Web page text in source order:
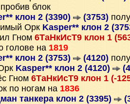
пробив блок
клон 2 (3390) (3753)
Орк Kasper** клон 2
Гном 6ТаНкИсТ9 клон 1
голове на 1819
клон 2 (3753) (4120)
Kasper** клон 2 (4120)
Гном 6ТаНкИсТ9 клон 1 (-
по ногам на 1836
танкера клон 2 (3395)